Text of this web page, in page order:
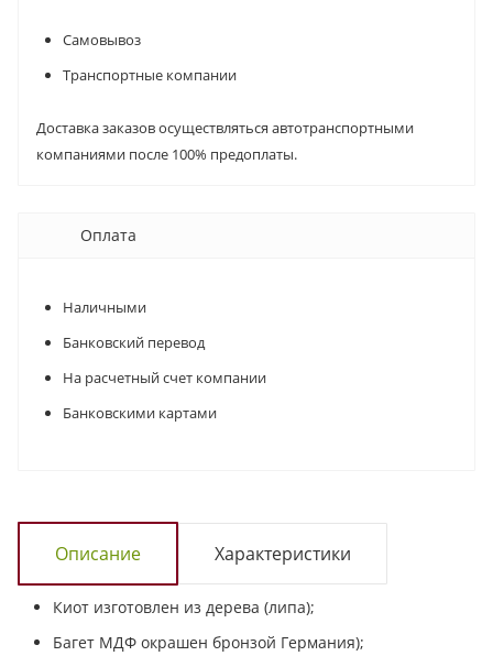
Самовывоз
Транспортные компании
Доставка заказов осуществляться автотранспортными
компаниями после 100% предоплаты.
Оплата
Наличными
Банковский перевод
На расчетный счет компании
Банковскими картами
Описание Характеристики
Киот изготовлен из дерева (липа);
Багет МДФ окрашен бронзой Германия);